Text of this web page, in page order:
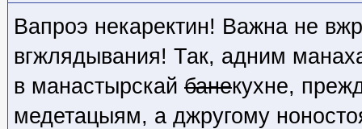
Вапроэ некаректин! Важна не
вгжлядывания! Так, адним
в манастырскай банекухне,
медетацыям, а джругому